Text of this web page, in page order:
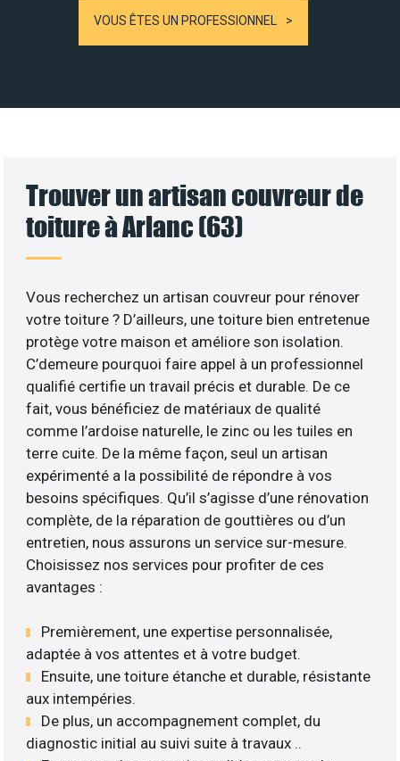
VOUS ÊTES UN PROFESSIONNEL
Trouver un artisan couvreur de
toiture à Arlanc (63)
Vous recherchez un artisan couvreur pour rénover
votre toiture ? D’ailleurs, une toiture bien entretenue
protège votre maison et améliore son isolation.
C’demeure pourquoi faire appel à un professionnel
qualifié certifie un travail précis et durable. De ce
fait, vous bénéficiez de matériaux de qualité
comme l’ardoise naturelle, le zinc ou les tuiles en
terre cuite. De la même façon, seul un artisan
expérimenté a la possibilité de répondre à vos
besoins spécifiques. Qu’il s’agisse d’une rénovation
complète, de la réparation de gouttières ou d’un
entretien, nous assurons un service sur-mesure.
Choisissez nos services pour profiter de ces
avantages :
Premièrement, une expertise personnalisée,
adaptée à vos attentes et à votre budget.
Ensuite, une toiture étanche et durable, résistante
aux intempéries.
De plus, un accompagnement complet, du
diagnostic initial au suivi suite à travaux ..